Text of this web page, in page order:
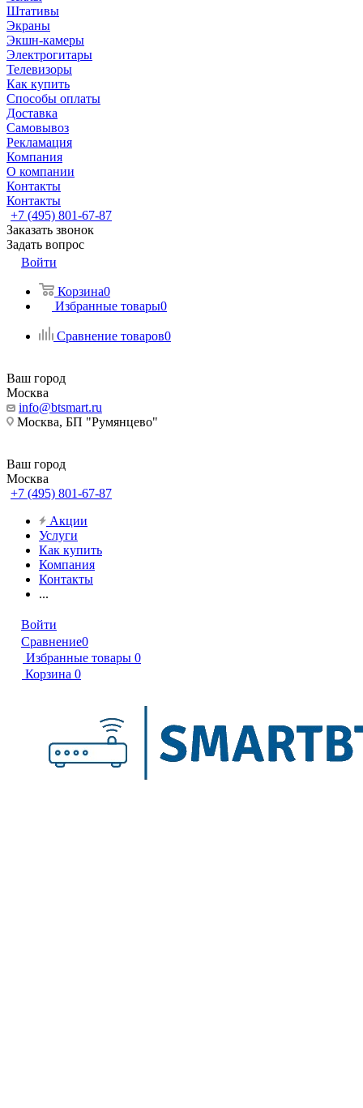
Штативы
Экраны
Экшн-камеры
Электрогитары
Телевизоры
Как купить
Способы оплаты
Доставка
Самовывоз
Рекламация
Компания
О компании
Контакты
Контакты
+7 (495) 801-67-87
Заказать звонок
Задать вопрос
Войти
Корзина0
Избранные товары0
Сравнение товаров0
Ваш город
Москва
info@btsmart.ru
Москва, БП "Румянцево"
Ваш город
Москва
+7 (495) 801-67-87
Акции
Услуги
Как купить
Компания
Контакты
...
Войти
Сравнение0
Избранные товары 0
Корзина 0